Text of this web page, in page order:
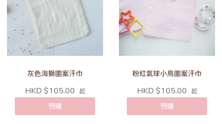
灰色海獅圖案汗巾
HKD $105.00 起
預購
粉紅氣球小鳥圖案汗巾
HKD $105.00 起
預購